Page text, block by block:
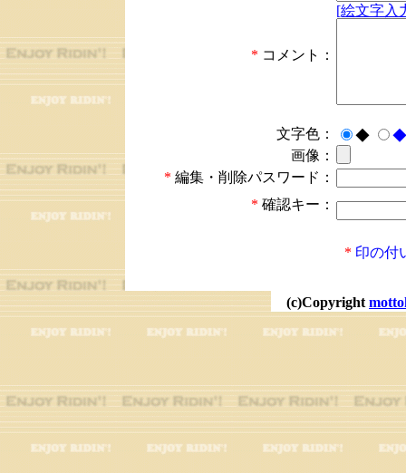
* コメント：
[絵文字入
文字色： ◆
◆
画像：
* 編集・削除パスワード：
* 確認キー：
* 印の付
(c)Copyright